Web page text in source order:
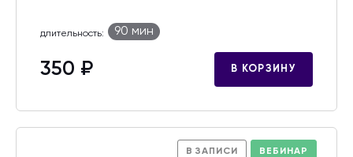
длительность: 90 мин
350 ₽ В КОРЗИНУ
В ЗАПИСИ ВЕБИНАР